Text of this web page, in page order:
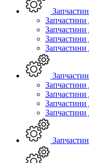
Запчастини
Запчастини
Запчастини
Запчастини
Запчастини
Запчастини
Запчастини
Запчастини